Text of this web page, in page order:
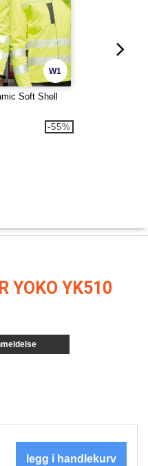
W1
Soft Shell
-55%
YOKO YK510